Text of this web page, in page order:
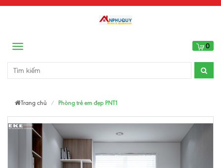
Menu 0
Trang chủ Phòng trẻ em đẹp PNT1